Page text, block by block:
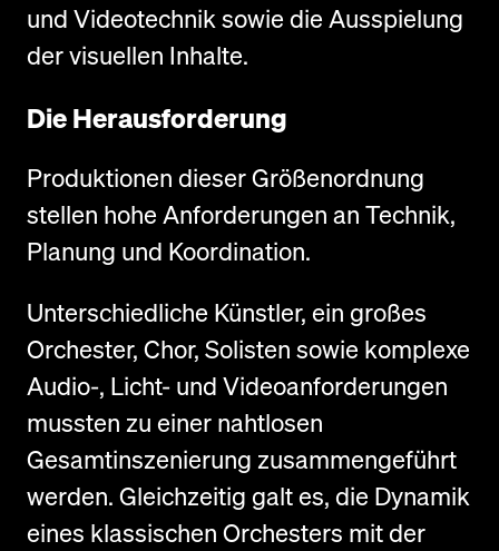
und Videotechnik sowie die Ausspielung
der visuellen Inhalte.
Die Herausforderung
Produktionen dieser Größenordnung
stellen hohe Anforderungen an Technik,
Planung und Koordination.
Unterschiedliche Künstler, ein großes
Orchester, Chor, Solisten sowie komplexe
Audio-, Licht- und Videoanforderungen
mussten zu einer nahtlosen
Gesamtinszenierung zusammengeführt
werden. Gleichzeitig galt es, die Dynamik
eines klassischen Orchesters mit der